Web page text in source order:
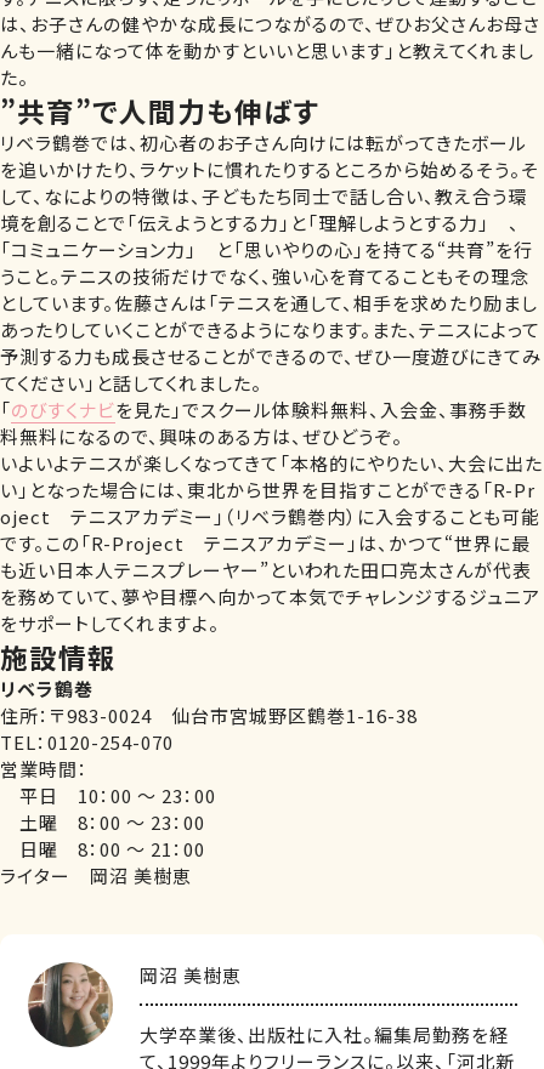
は、お子さんの健やかな成長につながるので、ぜひお父さんお母さ
んも一緒になって体を動かすといいと思います」と教えてくれまし
た。
”共育”で人間力も伸ばす
リベラ鶴巻では、初心者のお子さん向けには転がってきたボール
を追いかけたり、ラケットに慣れたりするところから始めるそう。そ
して、なによりの特徴は、子どもたち同士で話し合い、教え合う環
境を創ることで「伝えようとする力」と「理解しようとする力」 、
「コミュニケーション力」 と「思いやりの心」を持てる“共育”を行
うこと。テニスの技術だけでなく、強い心を育てることもその理念
としています。佐藤さんは「テニスを通して、相手を求めたり励まし
あったりしていくことができるようになります。また、テニスによって
予測する力も成長させることができるので、ぜひ一度遊びにきてみ
てください」と話してくれました。
「のびすくナビを見た」でスクール体験料無料、入会金、事務手数
料無料になるので、興味のある方は、ぜひどうぞ。
いよいよテニスが楽しくなってきて「本格的にやりたい、大会に出た
い」となった場合には、東北から世界を目指すことができる「R-Pr
oject テニスアカデミー」（リベラ鶴巻内）に入会することも可能
です。この「R-Project テニスアカデミー」は、かつて“世界に最
も近い日本人テニスプレーヤー”といわれた田口亮太さんが代表
を務めていて、夢や目標へ向かって本気でチャレンジするジュニア
をサポートしてくれますよ。
施設情報
リベラ鶴巻
住所：〒983-0024 仙台市宮城野区鶴巻1-16-38
TEL：0120-254-070
営業時間：
平日 10：00 ～ 23：00
土曜 8：00 ～ 23：00
日曜 8：00 ～ 21：00
ライター 岡沼 美樹恵
岡沼 美樹恵
大学卒業後、出版社に入社。編集局勤務を経
て、1999年よりフリーランスに。以来、「河北新